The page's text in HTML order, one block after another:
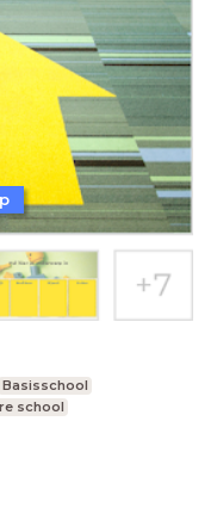
Basisschool
school